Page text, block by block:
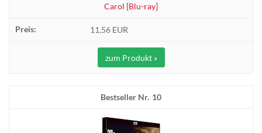
Carol [Blu-ray]
11,56 EUR
zum Produkt »
10